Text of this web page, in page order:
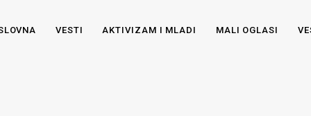
VESTI AKTIVIZAM I MLADI MALI OGLASI